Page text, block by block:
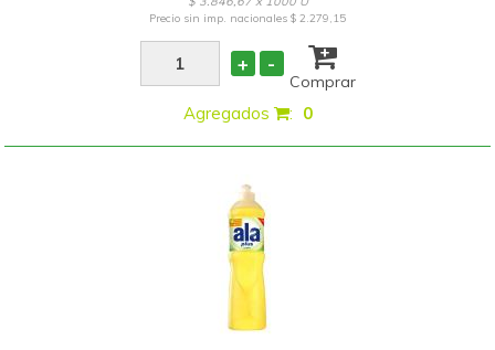
Precio sin imp. nacionales$ 2.279,15
+ -
Comprar
Agregados : 0